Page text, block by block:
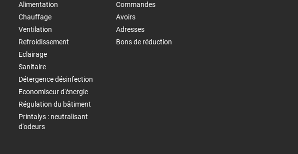
Alimentation
Chauffage
Ventilation
Refroidissement
Eclairage
Sanitaire
Détergence désinfection
Economiseur d'énergie
Régulation du bâtiment
Printalys : neutralisant
d'odeurs
Commandes
Avoirs
Adresses
Bons de réduction